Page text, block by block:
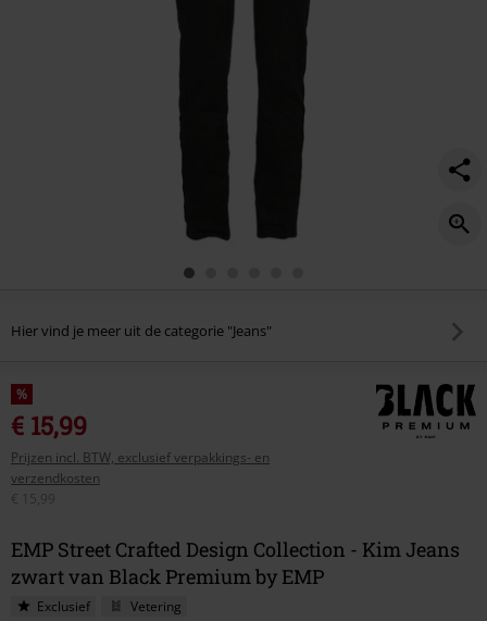
Hier vind je meer uit de categorie "Jeans"
%
€ 15,99
Prijzen incl. BTW, exclusief verpakkings- en
verzendkosten
€ 15,99
EMP Street Crafted Design Collection - Kim Jeans
zwart van Black Premium by EMP
Exclusief
Vetering